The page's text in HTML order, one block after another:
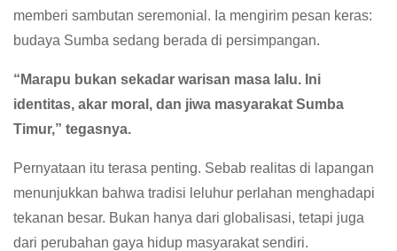
memberi sambutan seremonial. Ia mengirim pesan keras:
budaya Sumba sedang berada di persimpangan.
“Marapu bukan sekadar warisan masa lalu. Ini
identitas, akar moral, dan jiwa masyarakat Sumba
Timur,” tegasnya.
Pernyataan itu terasa penting. Sebab realitas di lapangan
menunjukkan bahwa tradisi leluhur perlahan menghadapi
tekanan besar. Bukan hanya dari globalisasi, tetapi juga
dari perubahan gaya hidup masyarakat sendiri.